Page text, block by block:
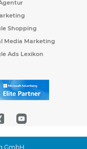
Shopping
Media Marketing
Ads Lexikon
GmbH